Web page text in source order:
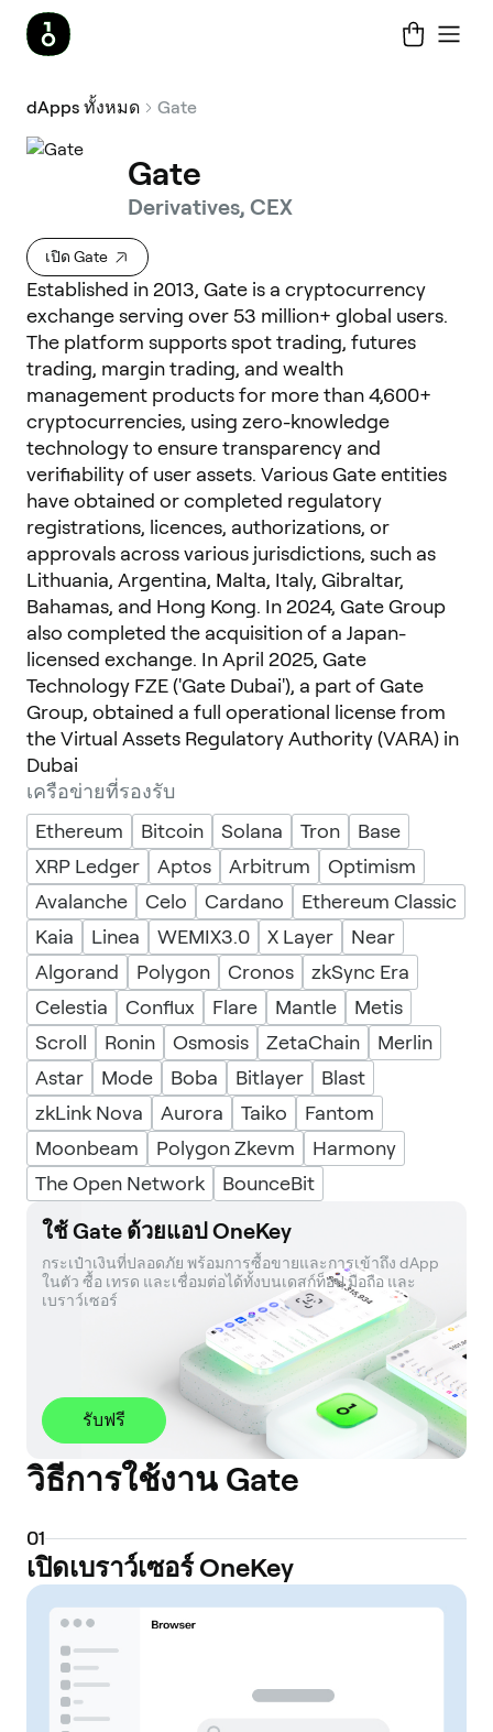
dApps ทั้งหมด Gate
Gate
Derivatives, CEX
เปิด Gate
Established in 2013, Gate is a cryptocurrency
exchange serving over 53 million+ global users.
The platform supports spot trading, futures
trading, margin trading, and wealth
management products for more than 4,600+
cryptocurrencies, using zero-knowledge
technology to ensure transparency and
verifiability of user assets. Various Gate entities
have obtained or completed regulatory
registrations, licences, authorizations, or
approvals across various jurisdictions, such as
Lithuania, Argentina, Malta, Italy, Gibraltar,
Bahamas, and Hong Kong. In 2024, Gate Group
also completed the acquisition of a Japan-
licensed exchange. In April 2025, Gate
Technology FZE ('Gate Dubai'), a part of Gate
Group, obtained a full operational license from
the Virtual Assets Regulatory Authority (VARA) in
Dubai
เครือข่ายที่รองรับ
Ethereum
Bitcoin Solana Tron
Base
XRP Ledger
Aptos Arbitrum
Optimism
Avalanche
Celo Cardano
Ethereum Classic
Kaia
Linea WEMIX3.0 X Layer
Near
Algorand
Polygon Cronos
zkSync Era
Celestia
Conflux Flare Mantle
Metis
Scroll
Ronin Osmosis ZetaChain
Merlin
Astar
Mode Boba Bitlayer
Blast
zkLink Nova
Aurora Taiko
Fantom
Moonbeam
Polygon Zkevm
Harmony
The Open Network
BounceBit
ใช้ Gate ด้วยแอป OneKey
กระเป๋าเงินที่ปลอดภัย พร้อมการซื้อขายและการเข้าถึง dApp
ในตัว ซื้อ เทรด และเชื่อมต่อได้ทั้งบนเดสก์ท็อป มือถือ และ
เบราว์เซอร์
รับฟรี
วิธีการใช้งาน Gate
01
เปิดเบราว์เซอร์ OneKey